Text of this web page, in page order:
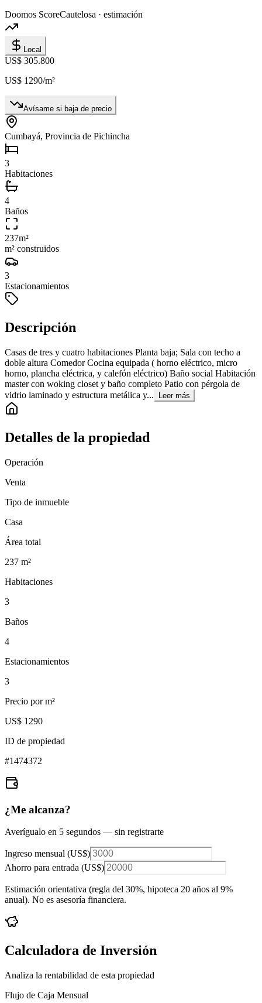
Doomos ScoreCautelosa · estimación
Local
US$ 305.800
US$ 1290/m²
Avísame si baja de precio
Cumbayá, Provincia de Pichincha
3
Habitaciones
4
Baños
237m²
m² construidos
3
Estacionamientos
Descripción
Casas de tres y cuatro habitaciones Planta baja; Sala con techo a
doble altura Comedor Cocina equipada ( horno eléctrico, micro
horno, plancha eléctrica, y calefón eléctrico) Baño social Habitación
master con woking closet y baño completo Patio con pérgola de
vidrio laminado y estructura metálica y...
Leer más
Detalles de la propiedad
Operación
Venta
Tipo de inmueble
Casa
Área total
237 m²
Habitaciones
3
Baños
4
Estacionamientos
3
Precio por m²
US$ 1290
ID de propiedad
#1474372
¿Me alcanza?
Averígualo en 5 segundos — sin registrarte
Ingreso mensual (US$)
Ahorro para entrada (US$)
Estimación orientativa (regla del 30%, hipoteca 20 años al 9%
anual). No es asesoría financiera.
Calculadora de Inversión
Analiza la rentabilidad de esta propiedad
Flujo de Caja Mensual